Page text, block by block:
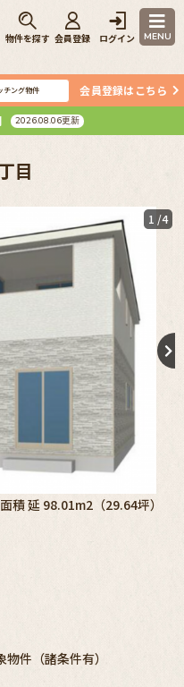
物件を探す 会員登録 ログイン MENU
チング物件 会員登録はこちら
2026.08.06更新
目
1 /4
積 延 98.01m2（29.64坪）
件（諸条件有）